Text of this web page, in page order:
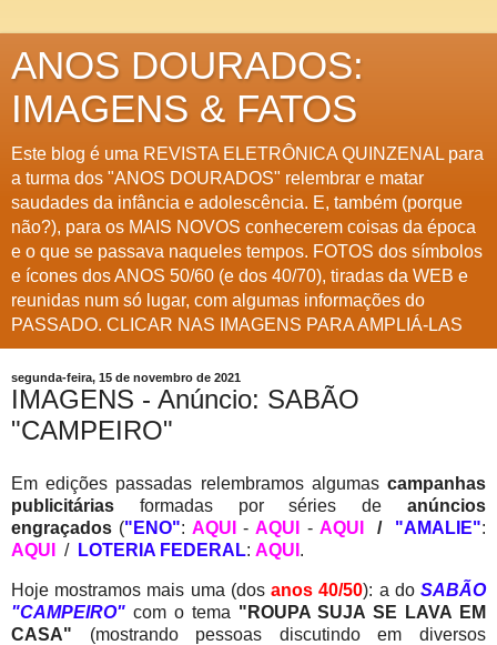
ANOS DOURADOS:
IMAGENS & FATOS
Este blog é uma REVISTA ELETRÔNICA QUINZENAL para
a turma dos "ANOS DOURADOS" relembrar e matar
saudades da infância e adolescência. E, também (porque
não?), para os MAIS NOVOS conhecerem coisas da época
e o que se passava naqueles tempos. FOTOS dos símbolos
e ícones dos ANOS 50/60 (e dos 40/70), tiradas da WEB e
reunidas num só lugar, com algumas informações do
PASSADO. CLICAR NAS IMAGENS PARA AMPLIÁ-LAS
segunda-feira, 15 de novembro de 2021
IMAGENS - Anúncio: SABÃO
"CAMPEIRO"
Em edições passadas relembramos algumas campanhas
publicitárias formadas por séries de anúncios
engraçados ("ENO":AQUI -AQUI - AQUI / "AMALIE":
AQUI
/ LOTERIA FEDERAL: AQUI .
Hoje mostramos mais uma (dosanos 40/50): a doSABÃO
"CAMPEIRO" com o tema "ROUPA SUJA SE LAVA EM
CASA" (mostrando pessoas discutindo em diversos